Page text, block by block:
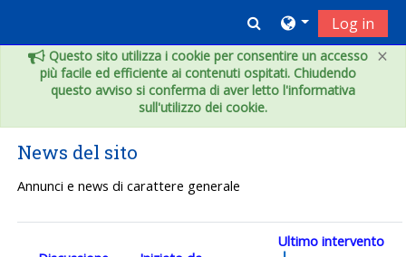
×
Questo sito utilizza i cookie per consentire un accesso
più facile ed efficiente ai contenuti ospitati. Chiudendo
questo avviso si conferma di aver letto l'informativa
sull'utilizzo dei cookie.
Toggle search
Log in
News del sito
Annunci e news di carattere generale
Ultimo intervento